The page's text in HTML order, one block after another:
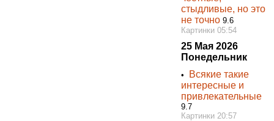
стыдливые, но это
не точно 9.6
Картинки 05:54
25 Мая 2026
Понедельник
•
Всякие такие
интересные и
привлекательные
9.7
Картинки 20:57